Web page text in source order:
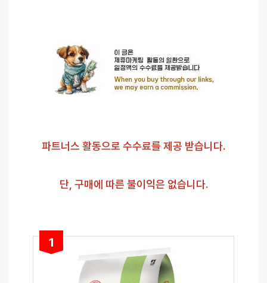
파트너스 활동으로 수수료를 제공 받습니다.
단, 구매에 따른 불이익은 없습니다.
1